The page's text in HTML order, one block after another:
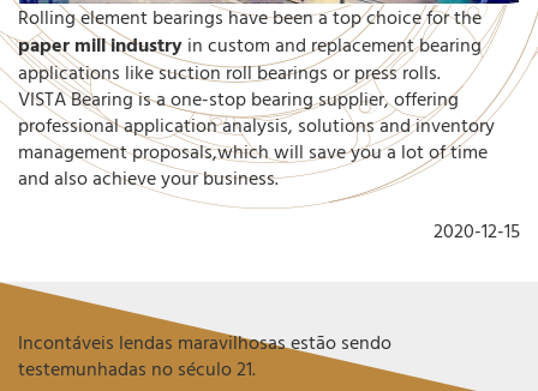
Rolling element bearings have been a top choice for the
paper mill industryin custom and replacement bearing
applications like suction roll bearings or press rolls.
VISTA Bearing is a one-stop bearing supplier, offering
professional application analysis, solutions and inventory
management proposals,which will save you a lot of time
and also achieve your business.
2020-12-15
Incontáveis lendas maravilhosas estão sendo
testemunhadas no século 21.